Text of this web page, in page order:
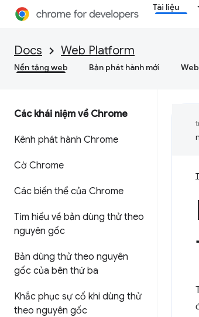
Tài liệu
Docs Web Platform
Nền tảng web Bản phát hành mới
Các khái niệm về Chrome
Kênh phát hành Chrome
Cờ Chrome
Các biến thể của Chrome
Tìm hiểu về bản dùng thử theo
nguyên gốc
Bản dùng thử theo nguyên
gốc của bên thứ ba
Khắc phục sự cố khi dùng thử
theo nguyên gốc